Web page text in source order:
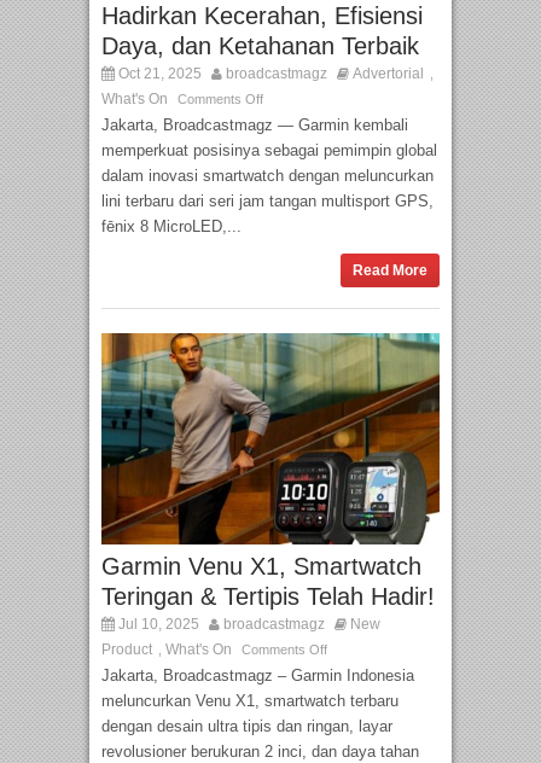
Hadirkan Kecerahan, Efisiensi
Daya, dan Ketahanan Terbaik
Oct 21, 2025 broadcastmagz Advertorial
What's On Comments Off
Jakarta, Broadcastmagz — Garmin kembali
memperkuat posisinya sebagai pemimpin global
dalam inovasi smartwatch dengan meluncurkan
lini terbaru dari seri jam tangan multisport GPS,
fēnix 8 MicroLED,...
Read More
Garmin Venu X1, Smartwatch
Teringan & Tertipis Telah Hadir!
Jul 10, 2025 broadcastmagz
New
Product , What's On Comments Off
Jakarta, Broadcastmagz – Garmin Indonesia
meluncurkan Venu X1, smartwatch terbaru
dengan desain ultra tipis dan ringan, layar
revolusioner berukuran 2 inci, dan daya tahan